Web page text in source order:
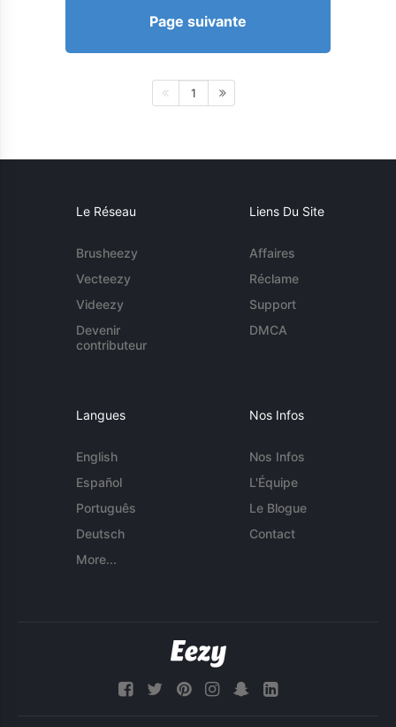
Page suivante
1
Le Réseau
Brusheezy
Vecteezy
Videezy
Devenir
contributeur
Liens Du Site
Affaires
Réclame
Support
DMCA
Langues
English
Español
Português
Deutsch
More...
Nos Infos
Nos Infos
L'Équipe
Le Blogue
Contact